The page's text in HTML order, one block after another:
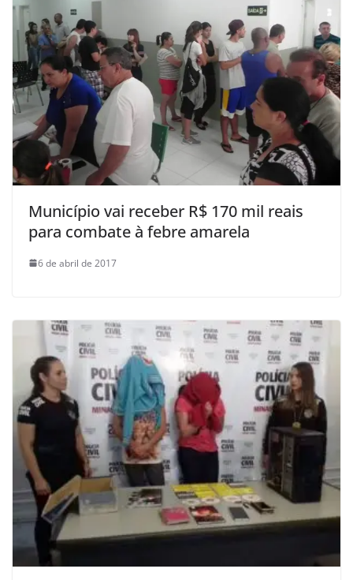
Município vai receber R$ 170 mil reais
para combate à febre amarela
6 de abril de 2017